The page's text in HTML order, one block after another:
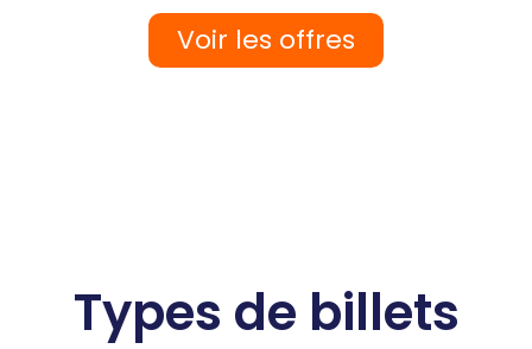
Voir les offres
Types de billets